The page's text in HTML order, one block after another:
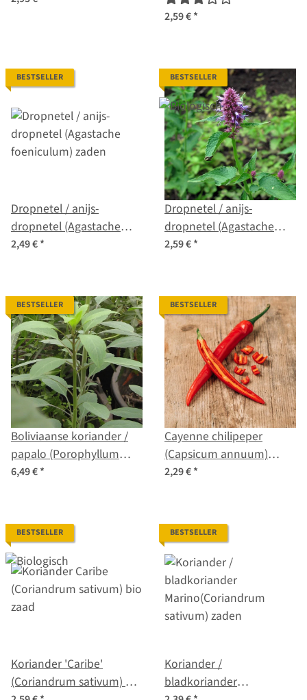
2,59 €*
BESTSELLER
Dropnetel / anijs-
dropnetel (Agastache
foeniculum) zaden
2,49 €*
BESTSELLER
Dropnetel / anijs-
dropnetel (Agastache
foeniculum) bio zaad
2,59 €*
BESTSELLER
Boliviaanse koriander /
papalo (Porophyllum
ruderale ssp.
6,49 €*
BESTSELLER
Cayenne chilipeper
(Capsicum annuum)
zaden
2,29 €*
BESTSELLER
Koriander 'Caribe'
(Coriandrum sativum) bio
BESTSELLER
Koriander /
bladkoriander